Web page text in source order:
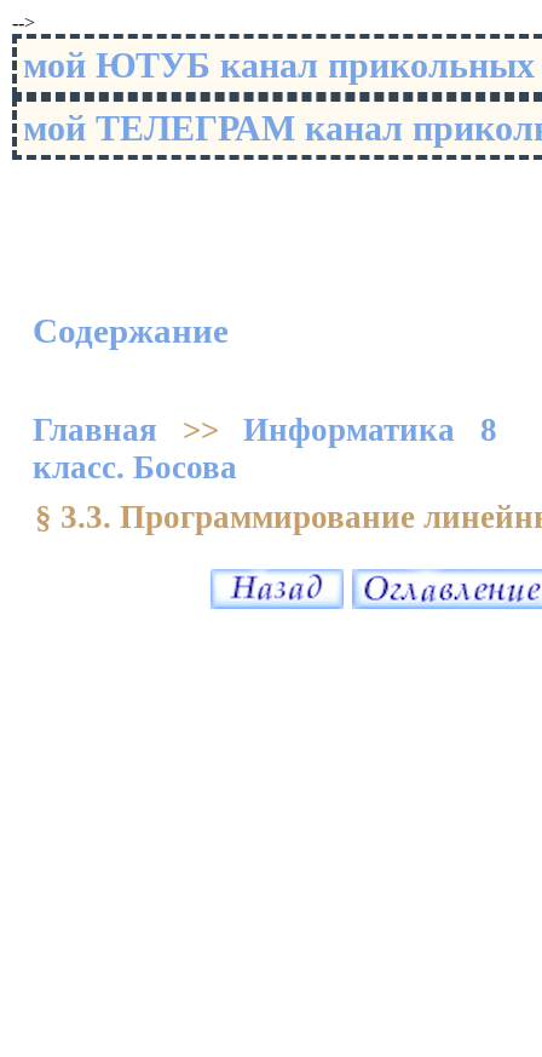
-->
мой ЮТУБ канал
мой ТЕЛЕГРАМ канал
Содержание
Главная >>Информатика 8
класс. Босова
§ 3.3. Программирование